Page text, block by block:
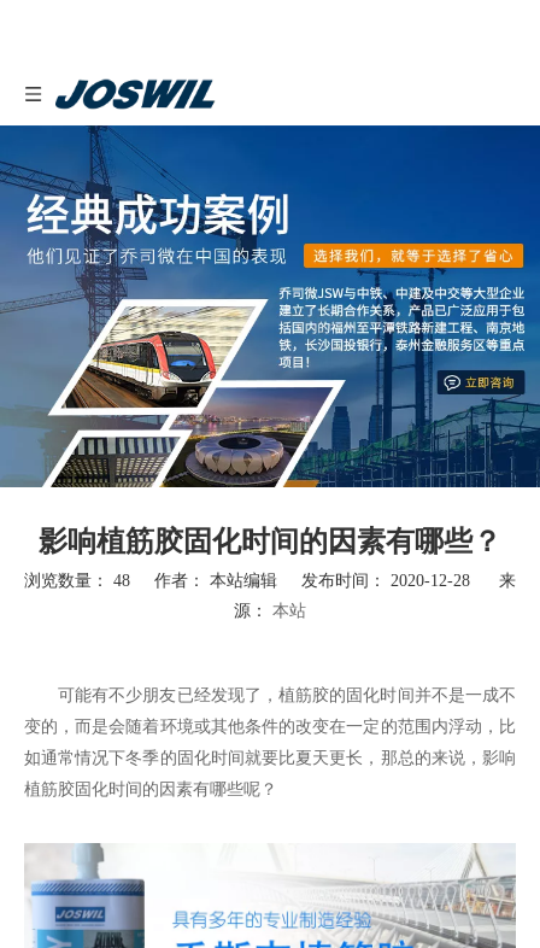
影响植筋胶固化时间的因素有哪些？
浏览数量： 48 作者： 本站编辑 发布时间： 2020-12-28 来
源： 本站
可能有不少朋友已经发现了，植筋胶的固化时间并不是一成不
变的，而是会随着环境或其他条件的改变在一定的范围内浮动，比
如通常情况下冬季的固化时间就要比夏天更长，那总的来说，影响
植筋胶固化时间的因素有哪些呢？